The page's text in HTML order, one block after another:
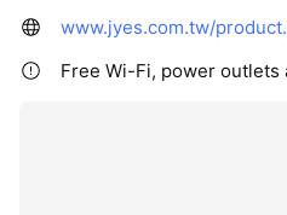
www.jyes.com.tw/
Free Wi-Fi, power outlets